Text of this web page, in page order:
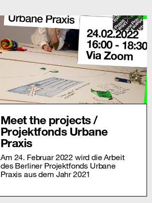
Meet the projects /
Projektfonds Urbane
Praxis
Am 24. Februar 2022 wird die Arbeit
des Berliner Projektfonds Urbane
Praxis aus dem Jahr 2021